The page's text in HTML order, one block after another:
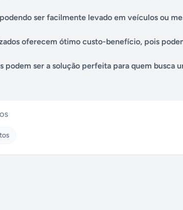
ser facilmente levado em veículos ou
oferecem ótimo custo-benefício, pois
ser a solução perfeita para quem busca